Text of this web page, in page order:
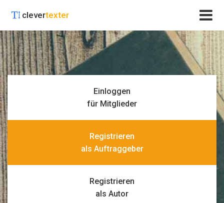
clevertexter
Einloggen
für Mitglieder
Registrieren
als Auftraggeber
Registrieren
als Autor